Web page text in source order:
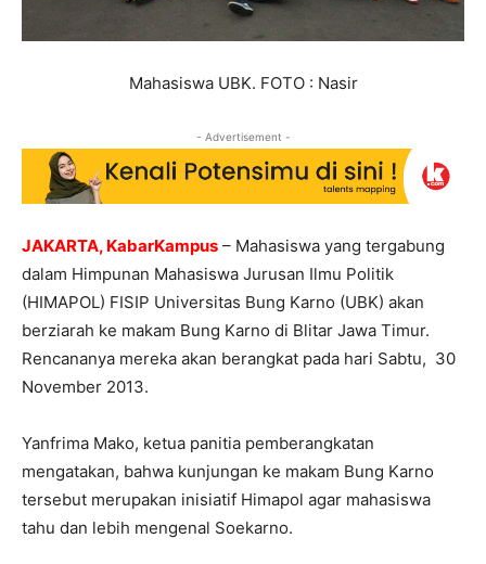
Mahasiswa UBK. FOTO : Nasir
- Advertisement -
JAKARTA, KabarKampus – Mahasiswa yang tergabung
dalam Himpunan Mahasiswa Jurusan Ilmu Politik
(HIMAPOL) FISIP Universitas Bung Karno (UBK) akan
berziarah ke makam Bung Karno di Blitar Jawa Timur.
Rencananya mereka akan berangkat pada hari Sabtu, 30
November 2013.
Yanfrima Mako, ketua panitia pemberangkatan
mengatakan, bahwa kunjungan ke makam Bung Karno
tersebut merupakan inisiatif Himapol agar mahasiswa
tahu dan lebih mengenal Soekarno.